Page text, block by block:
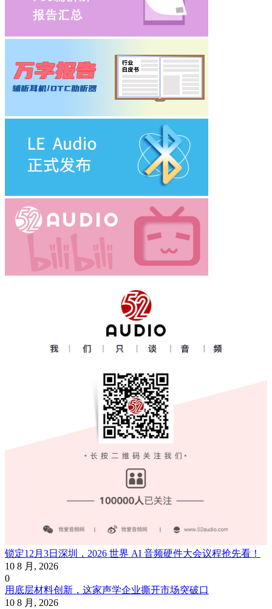
锁定12月3日深圳，2026 世界 AI 音频硬件大会议程抢先看！
10 8 月, 2026
0
用底层材料创新，这家声学企业撕开市场突破口
10 8 月, 2026